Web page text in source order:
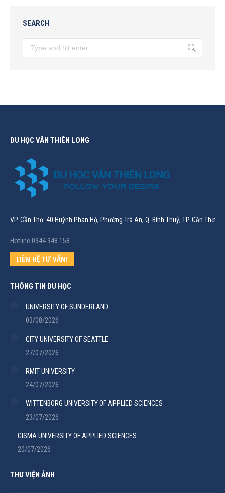
SEARCH
DU HỌC VÂN THIÊN LONG
VP. Cần Thơ: 40 Huỳnh Phan Hộ, Phường Trà An, Q. Bình Thuỷ, TP. Cần Thơ
Hotline 0944 948 158
LIÊN HỆ TƯ VẤN!
THÔNG TIN DU HỌC
UNIVERSITY OF SUNDERLAND
03/08/2026
CITY UNIVERSITY OF SEATTLE
27/07/2026
RMIT UNIVERSITY
24/07/2026
WITTENBORG UNIVERSITY OF APPLIED SCIENCES
23/07/2026
GISMA UNIVERSITY OF APPLIED SCIENCES
20/07/2026
THƯ VIỆN ẢNH